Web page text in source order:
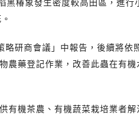
黑椿象發生密度較高田區，進行
研商會議」中報告，後續將依
農藥登記作業，改善此蟲在有
有機茶農、有機蔬菜栽培業者